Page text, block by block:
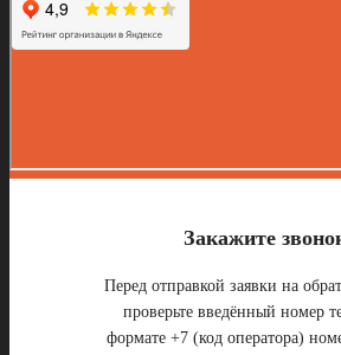
Закажите
Перед отправкой заявки на
проверьте введённый номер
формате +7 (код оператора)